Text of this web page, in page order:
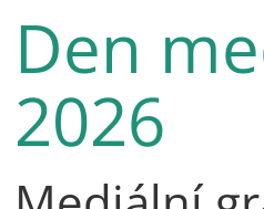
Den
2026